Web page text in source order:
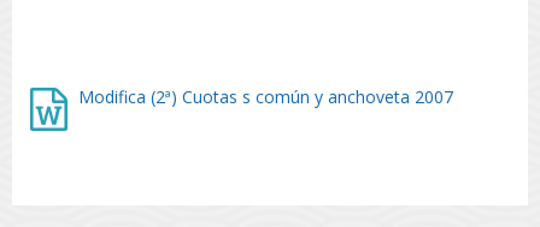
Modifica (2ª) Cuotas s común y anchoveta 2007